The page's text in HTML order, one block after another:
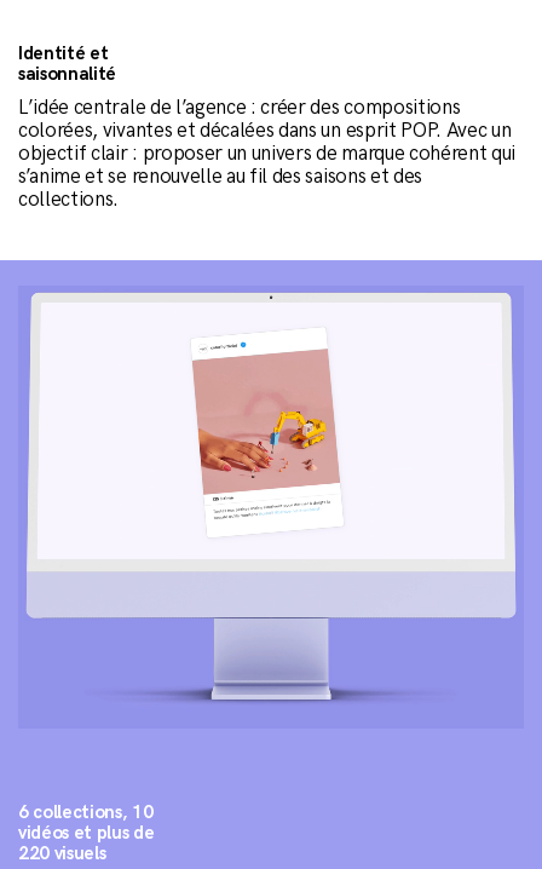
Identité et
saisonnalité
L’idée centrale de l’agence : créer des compositions
colorées, vivantes et décalées dans un esprit POP. Avec un
objectif clair : proposer un univers de marque cohérent qui
s’anime et se renouvelle au fil des saisons et des
collections.
6 collections, 10
vidéos et plus de
220 visuels